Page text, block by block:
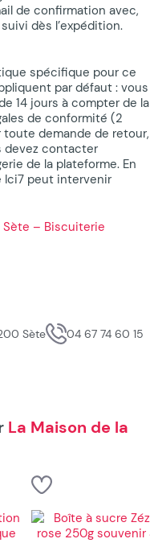
de confirmation avec,
dès l’expédition.
spécifique pour ce
par défaut : vous
14 jours à compter de la
de conformité (2
demande de retour,
devez contacter
de la plateforme. En
Ici7 peut intervenir
Sète 04 67 74 60 15
La Maison de la